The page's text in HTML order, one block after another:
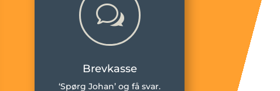
w
Brevkasse
‘Spørg Johan’ og få svar.